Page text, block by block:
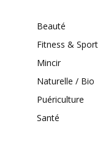
Beauté
Fitness & Sport
Mincir
Naturelle / Bio
Puériculture
Santé